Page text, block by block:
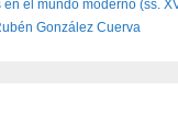
el mundo moderno (ss.
González Cuerva